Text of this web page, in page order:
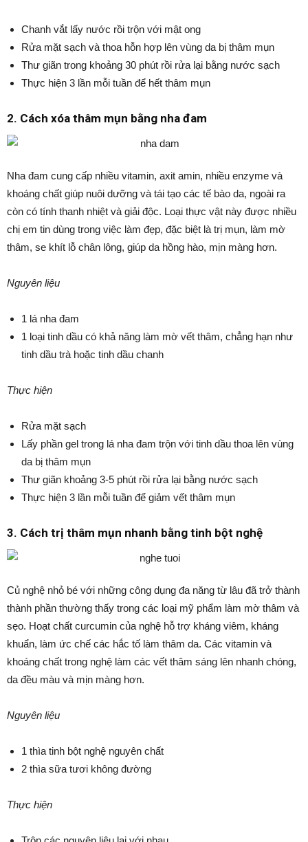
Chanh vắt lấy nước rồi trộn với mật ong
Rửa mặt sạch và thoa hỗn hợp lên vùng da bị thâm mụn
Thư giãn trong khoảng 30 phút rồi rửa lại bằng nước sạch
Thực hiện 3 lần mỗi tuần để hết thâm mụn
2. Cách xóa thâm mụn bằng nha đam
Nha đam cung cấp nhiều vitamin, axit amin, nhiều enzyme và
khoáng chất giúp nuôi dưỡng và tái tạo các tế bào da, ngoài ra
còn có tính thanh nhiệt và giải độc. Loại thực vật này được nhiều
chị em tin dùng trong việc làm đẹp, đặc biệt là trị mụn, làm mờ
thâm, se khít lỗ chân lông, giúp da hồng hào, mịn màng hơn.
Nguyên liệu
1 lá nha đam
1 loại tinh dầu có khả năng làm mờ vết thâm, chẳng hạn như
tinh dầu trà hoặc tinh dầu chanh
Thực hiện
Rửa mặt sạch
Lấy phần gel trong lá nha đam trộn với tinh dầu thoa lên vùng
da bị thâm mụn
Thư giãn khoảng 3-5 phút rồi rửa lại bằng nước sạch
Thực hiện 3 lần mỗi tuần để giảm vết thâm mụn
3. Cách trị thâm mụn nhanh bằng tinh bột nghệ
Củ nghệ nhỏ bé với những công dụng đa năng từ lâu đã trở thành
thành phần thường thấy trong các loại mỹ phẩm làm mờ thâm và
sẹo. Hoạt chất curcumin của nghệ hỗ trợ kháng viêm, kháng
khuẩn, làm ức chế các hắc tố làm thâm da. Các vitamin và
khoáng chất trong nghệ làm các vết thâm sáng lên nhanh chóng,
da đều màu và mịn màng hơn.
Nguyên liệu
1 thìa tinh bột nghệ nguyên chất
2 thìa sữa tươi không đường
Thực hiện